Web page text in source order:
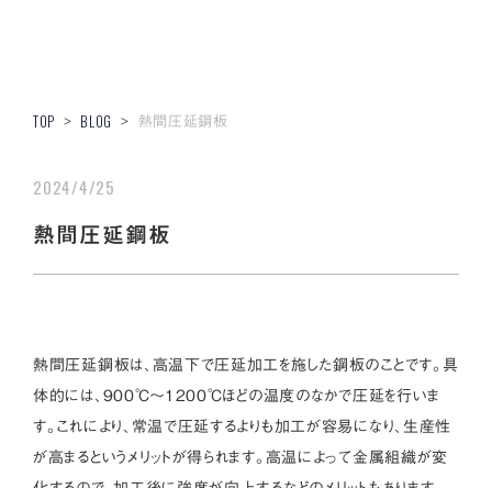
TOP > BLOG > 熱間圧延鋼板
2024/4/25
熱間圧延鋼板
熱間圧延鋼板は、高温下で圧延加工を施した鋼板のことです。具
体的には、900℃～1200℃ほどの温度のなかで圧延を行いま
す。これにより、常温で圧延するよりも加工が容易になり、生産性
が高まるというメリットが得られます。高温によって金属組織が変